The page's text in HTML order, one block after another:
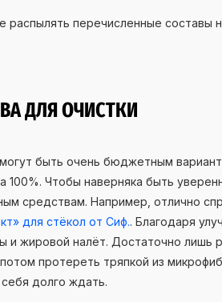
распылять перечисленные составы
ДЛЯ ОЧИСТКИ
быть очень бюджетным
100%. Чтобы наверняка быть
средствам. Например, отлично
для стёкол от Сиф.. Благодаря
и жировой налёт. Достаточно лишь
протереть тряпкой из
долго ждать.